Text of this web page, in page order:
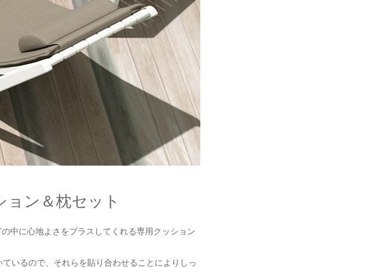
ン＆枕セット
中に心地よさをプラスしてくれる専用クッション
いるので、それらを貼り合わせることによりしっ